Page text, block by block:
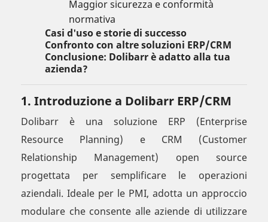
Maggior sicurezza e conformità
normativa
Casi d'uso e storie di successo
Confronto con altre soluzioni ERP/CRM
Conclusione: Dolibarr è adatto alla tua
azienda?
1. Introduzione a Dolibarr ERP/CRM
Dolibarr è una soluzione ERP (Enterprise
Resource Planning) e CRM (Customer
Relationship Management) open source
progettata per semplificare le operazioni
aziendali. Ideale per le PMI, adotta un approccio
modulare che consente alle aziende di utilizzare